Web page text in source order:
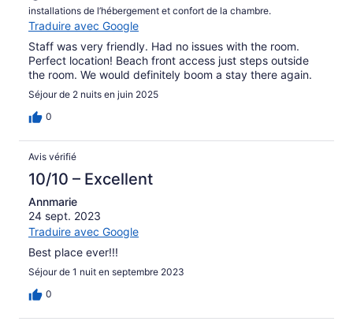
installations de l’hébergement et confort de la chambre.
Traduire avec Google
Staff was very friendly. Had no issues with the room.
Perfect location! Beach front access just steps outside
the room. We would definitely boom a stay there again.
Séjour de 2 nuits en juin 2025
0
Avis vérifié
10/10 – Excellent
Annmarie
24 sept. 2023
Traduire avec Google
Best place ever!!!
Séjour de 1 nuit en septembre 2023
0